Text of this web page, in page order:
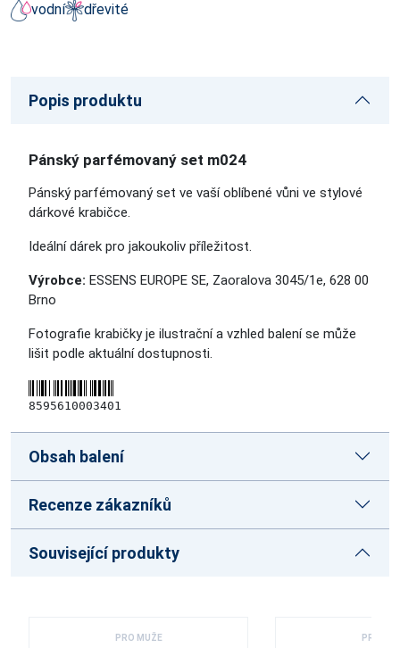
vodní dřevité
Popis produktu
Pánský parfémovaný set m024
Pánský parfémovaný set ve vaší oblíbené vůni ve stylové
dárkové krabičce.
Ideální dárek pro jakoukoliv příležitost.
Výrobce: ESSENS EUROPE SE, Zaoralova 3045/1e, 628 00
Brno
Fotografie krabičky je ilustrační a vzhled balení se může
lišit podle aktuální dostupnosti.
8595610003401
Obsah balení
Recenze zákazníků
Související produkty
PRO MUŽE PRO